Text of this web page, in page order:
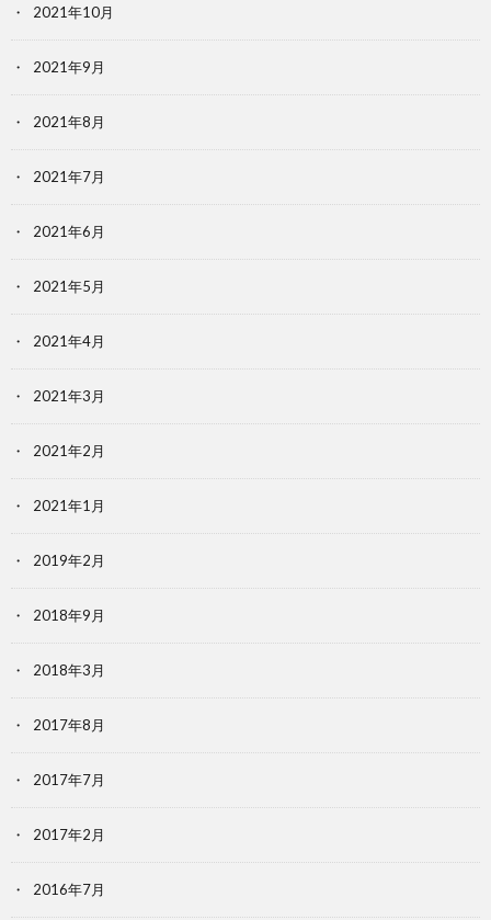
2021年10月
2021年9月
2021年8月
2021年7月
2021年6月
2021年5月
2021年4月
2021年3月
2021年2月
2021年1月
2019年2月
2018年9月
2018年3月
2017年8月
2017年7月
2017年2月
2016年7月